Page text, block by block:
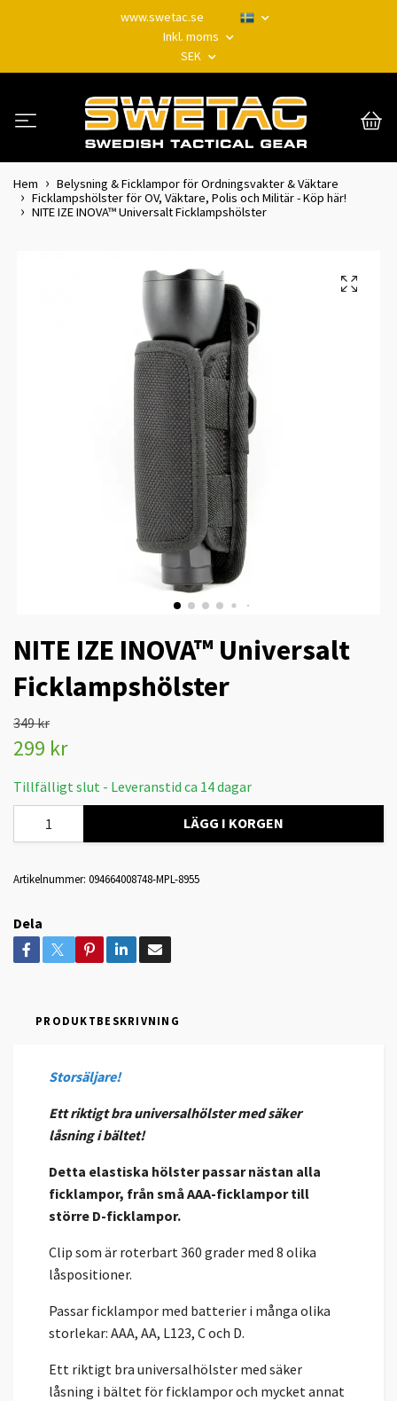
www.swetac.se
Inkl. moms
SEK
Hem
Belysning & Ficklampor för Ordningsvakter & Väktare
Ficklampshölster för OV, Väktare, Polis och Militär - Köp här!
NITE IZE INOVA™ Universalt Ficklampshölster
NITE IZE INOVA™ Universalt
Ficklampshölster
349 kr
299 kr
Tillfälligt slut - Leveranstid ca 14 dagar
LÄGG I KORGEN
Artikelnummer: 094664008748-MPL-8955
Dela
PRODUKTBESKRIVNING
Storsäljare!
Ett riktigt bra universalhölster med säker
låsning i bältet!
Detta elastiska hölster passar nästan alla
ficklampor, från små AAA-ficklampor till
större D-ficklampor.
Clip som är roterbart 360 grader med 8 olika
låspositioner.
Passar ficklampor med batterier i många olika
storlekar: AAA, AA, L123, C och D.
Ett riktigt bra universalhölster med säker
låsning i bältet för ficklampor och mycket annat